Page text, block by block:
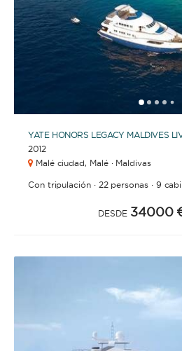
AÑO DE CONSTRUCCIÓN /
12345
YATE HONORS LEGACY MALDIVES
2012
Malé ciudad, Malé · Maldivas
Con tripulación· 22 personas· 9
DESDE 34000